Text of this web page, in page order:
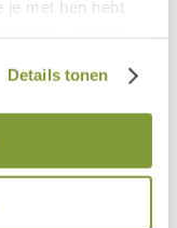
je met hen hebt
Details tonen